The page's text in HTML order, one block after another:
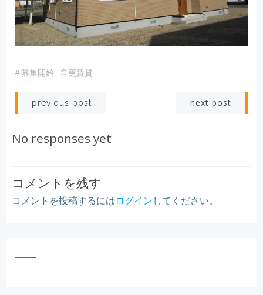
#募集開始 音更賃貸
Post
navigation
previous post next post
No responses yet
コメントを残す
コメントを投稿するにはログインしてください。